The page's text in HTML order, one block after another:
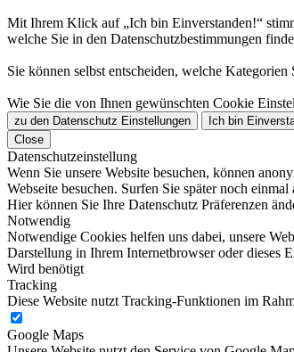
Mit Ihrem Klick auf „Ich bin Einverstanden!“
welche Sie in den Datenschutzbestimmungen
Sie können selbst entscheiden, welche
Wie Sie die von Ihnen gewünschten Cookie
zu den Datenschutz Einstellungen
Ich bin
Close
Datenschutzeinstellung
Wenn Sie unsere Website besuchen, können
Webseite besuchen. Surfen Sie später noch
Hier können Sie Ihre Datenschutz Präferenzen
Notwendig
Notwendige Cookies helfen uns dabei, unsere
Darstellung in Ihrem Internetbrowser oder dieses
Wird benötigt
Tracking
Diese Website nutzt Tracking-Funktionen im
Google Maps